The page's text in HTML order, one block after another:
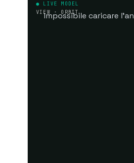
● LIVE MODEL
VIEW · ORBIT
Impossibile caricare